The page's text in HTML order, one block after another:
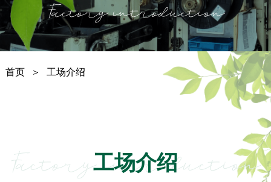
Factory introduction
首页 ＞ 工场介绍
工场介绍
Factory introduction